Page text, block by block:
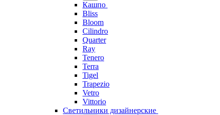
Кашпо
Bliss
Bloom
Cilindro
Quarter
Ray
Tenero
Terra
Tigel
Trapezio
Vetro
Vittorio
Светильники дизайнерские